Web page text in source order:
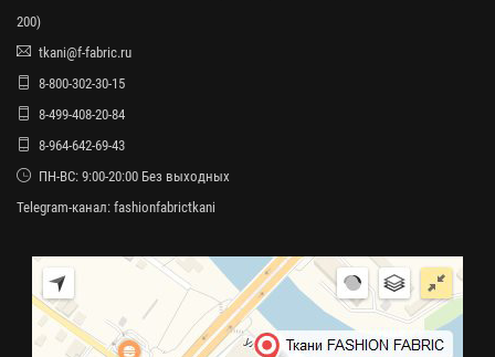
200)
tkani@f-fabric.ru
8-800-302-30-15
8-499-408-20-84
8-964-642-69-43
ПН-ВС: 9:00-20:00 Без выходных
Telegram-канал: fashionfabrictkani